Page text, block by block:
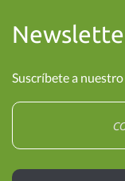
Suscríbete a